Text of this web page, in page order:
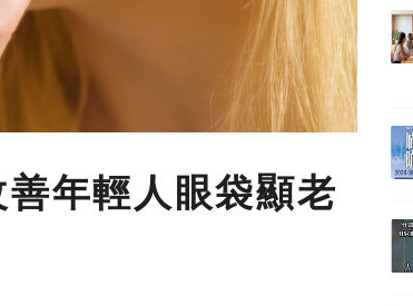
年輕人眼袋顯老